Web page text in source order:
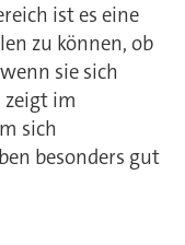
ist es eine
zu können, ob
sie sich
im
sich
besonders gut